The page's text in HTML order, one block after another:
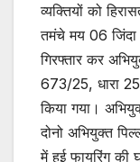
व्यक्तियों को
तमंचे मय 06 जिंदा
गिरफ्तार कर
673/25, धारा
किया गया।
दोनो अभियुक्त
में हुई फायरिंग की